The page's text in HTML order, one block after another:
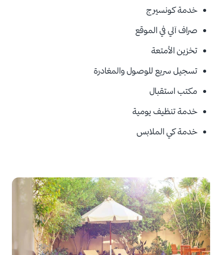
خدمة كونسيرج
صراف آلي في الموقع
تخزين الأمتعة
تسجيل سريع للوصول والمغادرة
مكتب استقبال
خدمة تنظيف يومية
خدمة كي الملابس